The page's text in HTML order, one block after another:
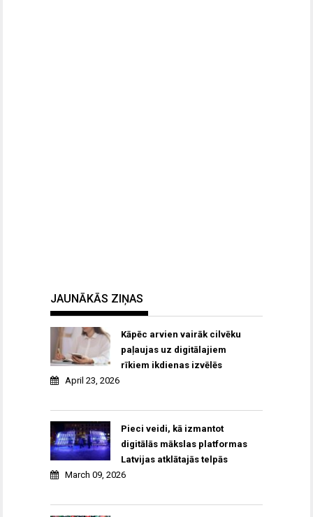
JAUNĀKĀS ZIŅAS
Kāpēc arvien vairāk cilvēku
paļaujas uz digitālajiem
rīkiem ikdienas izvēlēs
April 23, 2026
Pieci veidi, kā izmantot
digitālās mākslas platformas
Latvijas atklātajās telpās
March 09, 2026